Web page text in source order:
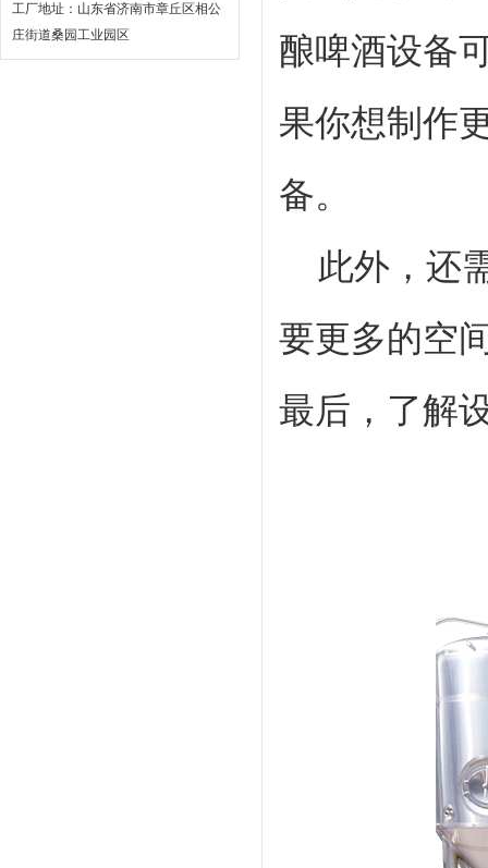
工厂地址：山东省济南市章丘区相公
庄街道桑园工业园区
酿啤酒设备
果你想制作
备。
此外，还
要更多的空
最后，了解